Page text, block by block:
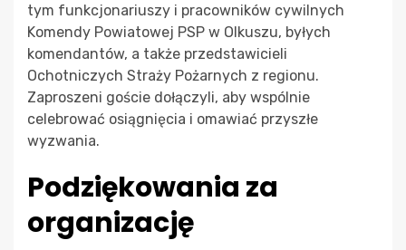
tym funkcjonariuszy i pracowników cywilnych
Komendy Powiatowej PSP w Olkuszu, byłych
komendantów, a także przedstawicieli
Ochotniczych Straży Pożarnych z regionu.
Zaproszeni goście dołączyli, aby wspólnie
celebrować osiągnięcia i omawiać przyszłe
wyzwania.
Podziękowania za
organizację